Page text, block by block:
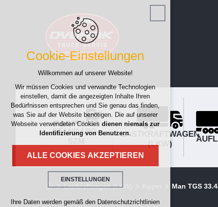
STANDARD-
LASTKRAFTWAGEN
(LKW)
Lastkraftwagen (LKW) Man TGS
Cookie-Einstellungen
Willkommen auf unserer Website!
Wir müssen Cookies und verwandte Technologien
einstellen, damit die angezeigten Inhalte Ihren
Bedürfnissen entsprechen und Sie genau das finden,
was Sie auf der Website benötigen. Die auf unserer
Webseite verwendeten Cookies dienen niemals zur
Identifizierung von Benutzern.
ALLE COOKIES AKZEPTIEREN
EINSTELLUNGEN
Technische Cookies
Ihre Daten werden gemäß den Datenschutzrichtlinien